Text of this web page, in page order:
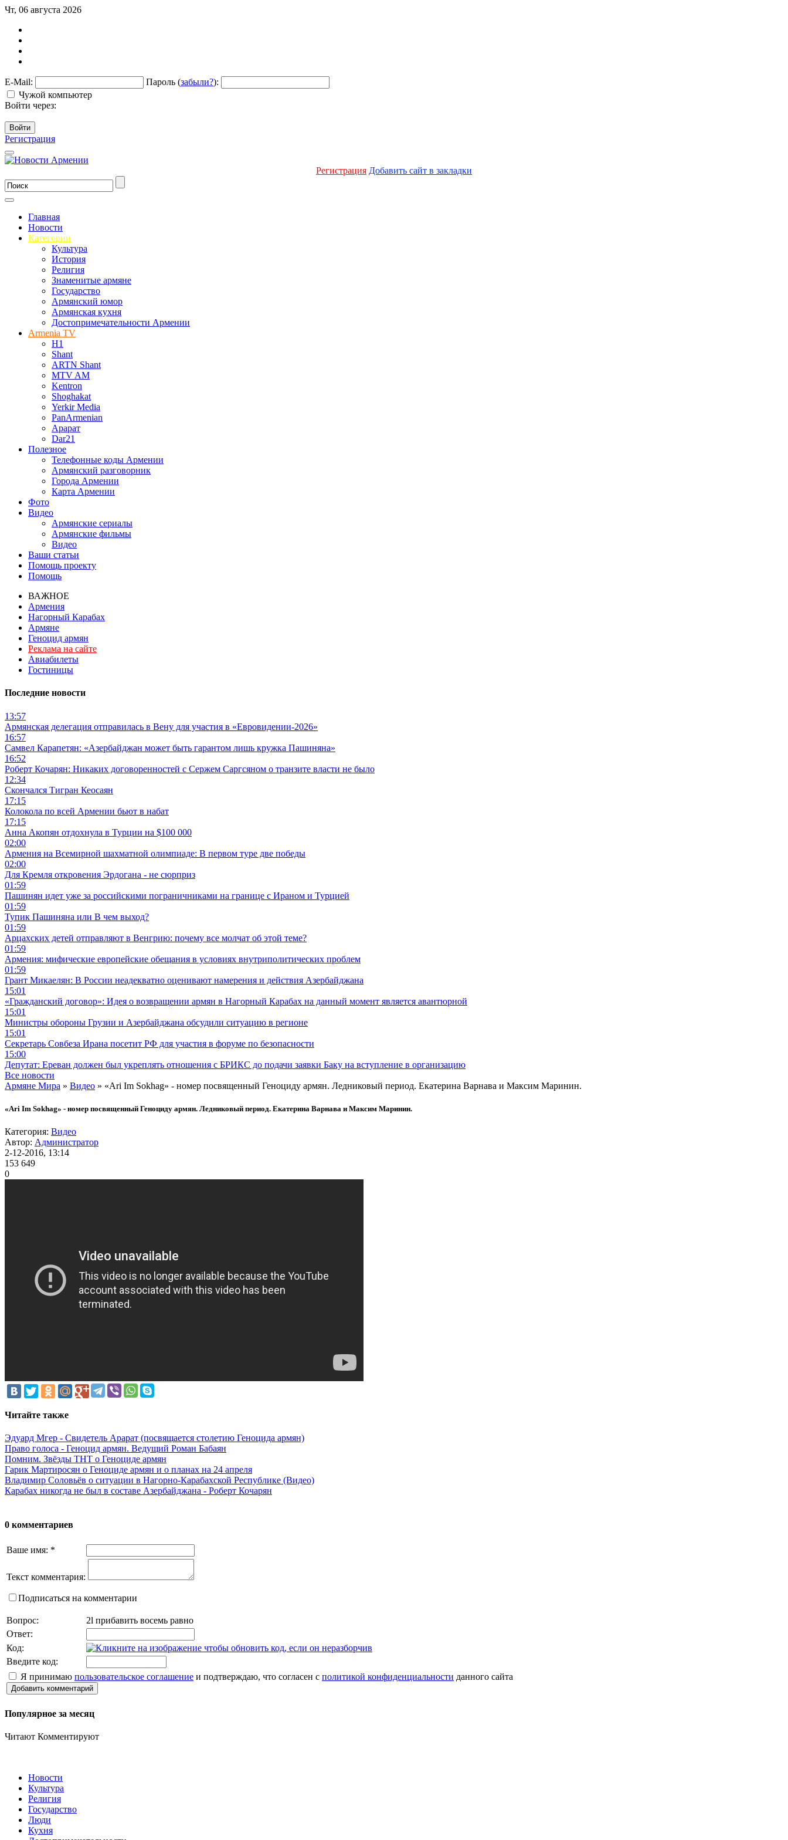
Чт, 06 августа 2026
E-Mail: Пароль (забыли?):
Чужой компьютер
Войти через:
Войти
Регистрация
Регистрация Добавить сайт в закладки
Главная
Новости
Категории
Культура
История
Религия
Знаменитые армяне
Государство
Армянский юмор
Армянская кухня
Достопримечательности Армении
Armenia TV
H1
Shant
ARTN Shant
MTV AM
Kentron
Shoghakat
Yerkir Media
PanArmenian
Арарат
Dar21
Полезное
Телефонные коды Армении
Армянский разговорник
Города Армении
Карта Армении
Фото
Видео
Армянские сериалы
Армянские фильмы
Видео
Ваши статьи
Помощь проекту
Помощь
ВАЖНОЕ
Армения
Нагорный Карабах
Армяне
Геноцид армян
Реклама на сайте
Авиабилеты
Гостиницы
Последние новости
13:57
Армянская делегация отправилась в Вену для участия в «Евровидении-2026»
16:57
Самвел Карапетян: «Азербайджан может быть гарантом лишь кружка Пашиняна»
16:52
Роберт Кочарян: Никаких договоренностей с Сержем Саргсяном о транзите власти не было
12:34
Скончался Тигран Кеосаян
17:15
Колокола по всей Армении бьют в набат
17:15
Анна Акопян отдохнула в Турции на $100 000
02:00
Армения на Всемирной шахматной олимпиаде: В первом туре две победы
02:00
Для Кремля откровения Эрдогана - не сюрприз
01:59
Пашинян идет уже за российскими пограничниками на границе с Ираном и Турцией
01:59
Тупик Пашиняна или В чем выход?
01:59
Арцахских детей отправляют в Венгрию: почему все молчат об этой теме?
01:59
Армения: мифические европейские обещания в условиях внутриполитических проблем
01:59
Грант Микаелян: В России неадекватно оценивают намерения и действия Азербайджана
15:01
«Гражданский договор»: Идея о возвращении армян в Нагорный Карабах на данный момент является авантюрной
15:01
Министры обороны Грузии и Азербайджана обсудили ситуацию в регионе
15:01
Секретарь Совбеза Ирана посетит РФ для участия в форуме по безопасности
15:00
Депутат: Ереван должен был укреплять отношения с БРИКС до подачи заявки Баку на вступление в организацию
Все новости
Армяне Мира » Видео » «Ari Im Sokhag» - номер посвященный Геноциду армян. Ледниковый период. Екатерина Варнава и Максим Маринин.
«Ari Im Sokhag» - номер посвященный Геноциду армян. Ледниковый период. Екатерина Варнава и Максим Маринин.
Категория: Видео
Автор: Администратор
2-12-2016, 13:14
153 649
0
Читайте также
Эдуард Мгер - Свидетель Арарат (посвящается столетию Геноцида армян)
Право голоса - Геноцид армян. Ведущий Роман Бабаян
Помним. Звёзды ТНТ о Геноциде армян
Гарик Мартиросян о Геноциде армян и о планах на 24 апреля
Владимир Соловьёв о ситуации в Нагорно-Карабахской Республике (Видео)
Карабах никогда не был в составе Азербайджана - Роберт Кочарян
0 комментариев
Ваше имя: *
Текст комментария:
Подписаться на комментарии
Вопрос:
2l прибавить восемь равно
Ответ:
Код:
Введите код:
Я принимаю пользовательское соглашение и подтверждаю, что согласен с политикой конфиденциальности данного сайта
Добавить комментарий
Популярное за месяц
Читают Комментируют
Новости
Культура
Религия
Государство
Люди
Кухня